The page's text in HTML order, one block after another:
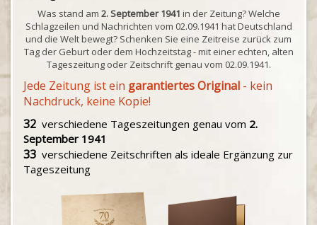
Was stand am 2. September 1941 in der Zeitung? Welche
Schlagzeilen und Nachrichten vom 02.09.1941 hat Deutschland
und die Welt bewegt? Schenken Sie eine Zeitreise zurück zum
Tag der Geburt oder dem Hochzeitstag - mit einer echten, alten
Tageszeitung oder Zeitschrift genau vom 02.09.1941.
Jede Zeitung ist ein garantiertes Original - kein
Nachdruck, keine Kopie!
32 verschiedene Tageszeitungen genau vom 2.
September 1941
33 verschiedene Zeitschriften als ideale Ergänzung zur
Tageszeitung